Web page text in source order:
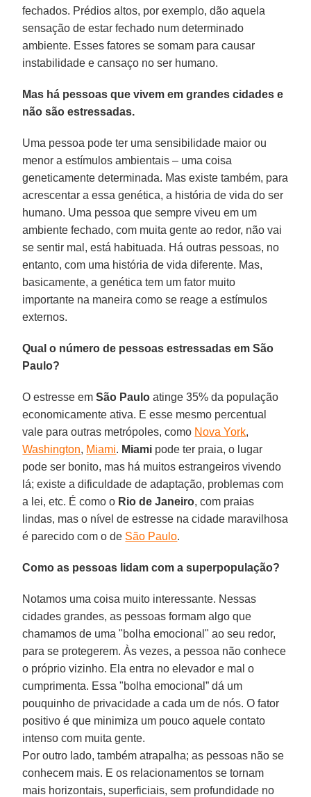
fechados. Prédios altos, por exemplo, dão aquela
sensação de estar fechado num determinado
ambiente. Esses fatores se somam para causar
instabilidade e cansaço no ser humano.
Mas há pessoas que vivem em grandes cidades e
não são estressadas.
Uma pessoa pode ter uma sensibilidade maior ou
menor a estímulos ambientais – uma coisa
geneticamente determinada. Mas existe também, para
acrescentar a essa genética, a história de vida do ser
humano. Uma pessoa que sempre viveu em um
ambiente fechado, com muita gente ao redor, não vai
se sentir mal, está habituada. Há outras pessoas, no
entanto, com uma história de vida diferente. Mas,
basicamente, a genética tem um fator muito
importante na maneira como se reage a estímulos
externos.
Qual o número de pessoas estressadas em São
Paulo?
O estresse em São Paulo atinge 35% da população
economicamente ativa. E esse mesmo percentual
vale para outras metrópoles, como Nova York,
Washington, Miami. Miami pode ter praia, o lugar
pode ser bonito, mas há muitos estrangeiros vivendo
lá; existe a dificuldade de adaptação, problemas com
a lei, etc. É como o Rio de Janeiro, com praias
lindas, mas o nível de estresse na cidade maravilhosa
é parecido com o de São Paulo.
Como as pessoas lidam com a superpopulação?
Notamos uma coisa muito interessante. Nessas
cidades grandes, as pessoas formam algo que
chamamos de uma "bolha emocional" ao seu redor,
para se protegerem. Às vezes, a pessoa não conhece
o próprio vizinho. Ela entra no elevador e mal o
cumprimenta. Essa "bolha emocional” dá um
pouquinho de privacidade a cada um de nós. O fator
positivo é que minimiza um pouco aquele contato
intenso com muita gente.
Por outro lado, também atrapalha; as pessoas não se
conhecem mais. E os relacionamentos se tornam
mais horizontais, superficiais, sem profundidade no